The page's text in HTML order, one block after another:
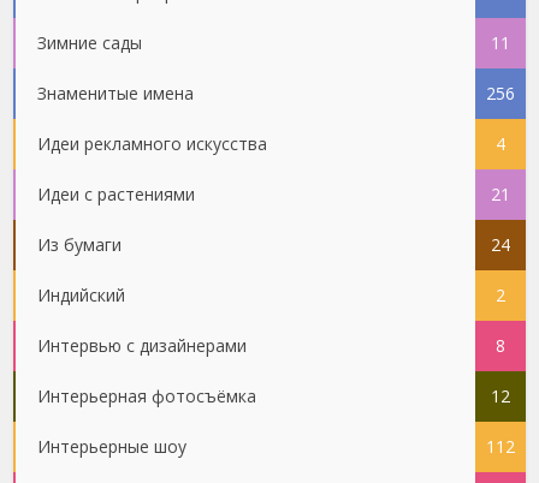
Зимние сады 11
Знаменитые имена 256
Идеи рекламного искусства 4
Идеи с растениями 21
Из бумаги 24
Индийский 2
Интервью с дизайнерами 8
Интерьерная фотосъёмка 12
Интерьерные шоу 112